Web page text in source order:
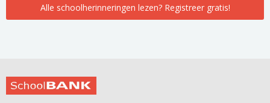
Alle schoolherinneringen lezen? Registreer gratis!